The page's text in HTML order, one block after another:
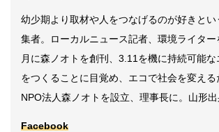
幼少期より取材や人をつなげるのが好きと
集者。ローカルニュース記者、環境ライター
月に森ノオトを創刊、3.11を機に持続可能
をつくることに目覚め、エコで社会を変える
NPO法人森ノオトを設立、理事長に。山形出
Facebook